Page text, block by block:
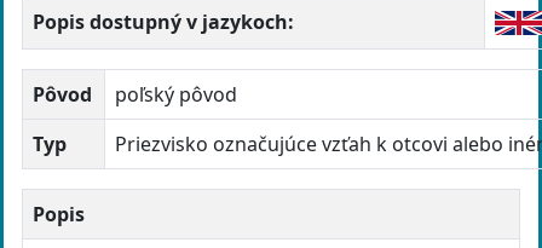
Popis dostupný v jazykoch:
Pôvod
poľský pôvod
Typ
Priezvisko označujúce vzťah k otcovi alebo
Popis